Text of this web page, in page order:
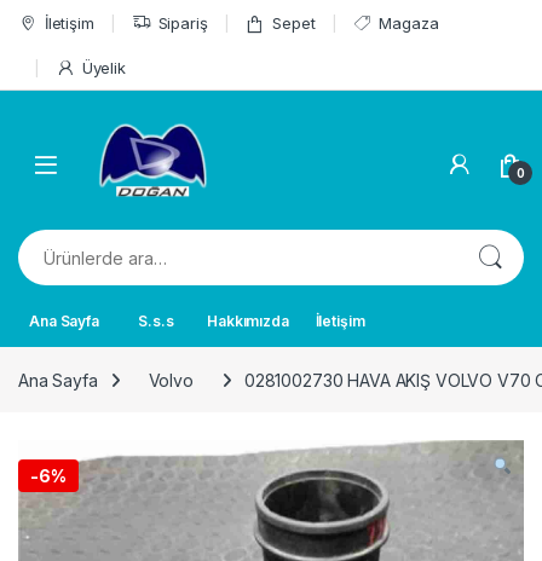
Skip to navigation
Skip to content
İletişim Sipariş Sepet Magaza
Üyelik
0
Ara:
Ana Sayfa S.s.s Hakkımızda İletişim
Ana Sayfa Volvo 0281002730 HAVA AKIŞ VOLVO V70
-6%